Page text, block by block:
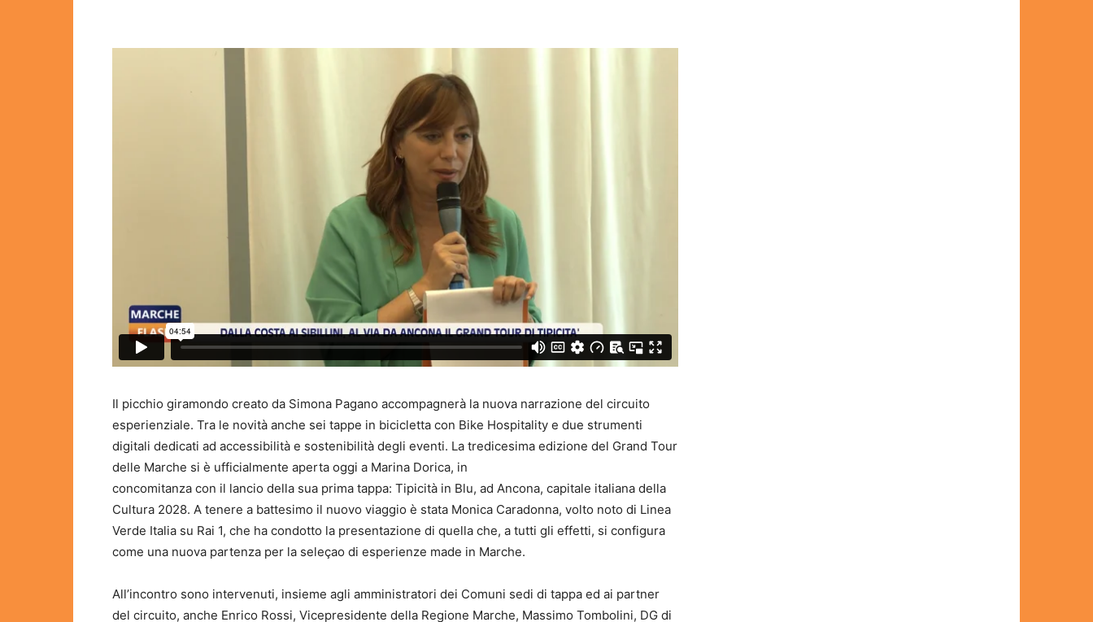
Il picchio giramondo creato da Simona Pagano accompagnerà la nuova narrazione del circuito
esperienziale. Tra le novità anche sei tappe in bicicletta con Bike Hospitality e due strumenti
digitali dedicati ad accessibilità e sostenibilità degli eventi. La tredicesima edizione del Grand Tour
delle Marche si è ufficialmente aperta oggi a Marina Dorica, in
concomitanza con il lancio della sua prima tappa: Tipicità in Blu, ad Ancona, capitale italiana della
Cultura 2028. A tenere a battesimo il nuovo viaggio è stata Monica Caradonna, volto noto di Linea
Verde Italia su Rai 1, che ha condotto la presentazione di quella che, a tutti gli effetti, si configura
come una nuova partenza per la seleçao di esperienze made in Marche.
All’incontro sono intervenuti, insieme agli amministratori dei Comuni sedi di tappa ed ai partner
del circuito, anche Enrico Rossi, Vicepresidente della Regione Marche, Massimo Tombolini, DG di